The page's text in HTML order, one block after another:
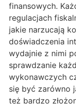
finansowych.
regulacjach
jakie narzucają
doświadczenia
wydajnie z nimi
sprawdzanie
wykonawczych
się być zarówno
też bardzo